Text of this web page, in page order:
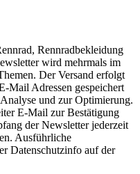
Rennradbekleidung
wird mehrmals im
Der Versand erfolgt
Mail Adressen gespeichert
und zur Optimierung.
E-Mail zur Bestätigung
der Newsletter jederzeit
Ausführliche
Datenschutzinfo auf der